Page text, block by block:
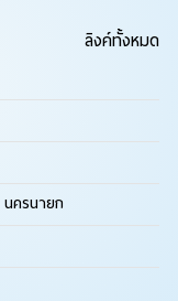
ลิงค์ทั้งหมด
ครนายก